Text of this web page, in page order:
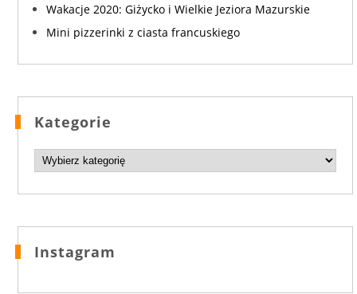
Wakacje 2020: Giżycko i Wielkie Jeziora Mazurskie
Mini pizzerinki z ciasta francuskiego
Kategorie
Kategorie
Instagram